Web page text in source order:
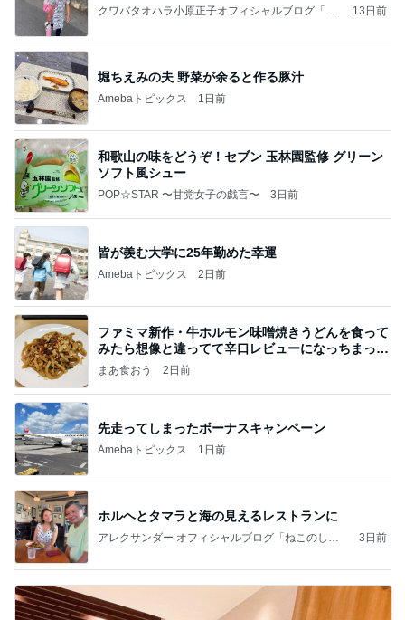
クワバタオハラ小原正子オフィシャルブログ「女
13日前
堀ちえみの夫 野菜が余ると作る豚汁
Amebaトピックス 1日前
和歌山の味をどうぞ！セブン 玉林園監修 グリーン
ソフト風シュー
POP☆STAR 〜甘党女子の戯言〜 3日前
皆が羨む大学に25年勤めた幸運
Amebaトピックス 2日前
ファミマ新作・牛ホルモン味噌焼きうどんを食って
みたら想像と違ってて辛口レビューになっちまった
話
まあ食おう 2日前
先走ってしまったボーナスキャンペーン
Amebaトピックス 1日前
ホルヘとタマラと海の見えるレストランに
アレクサンダー オフィシャルブログ「ねこのしっ
3日前